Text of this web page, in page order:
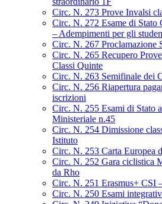
Circ. N. 273 Prove Invalsi
Circ. N. 272 Esame di Stato
– Adempimenti per gli
Circ. N. 267 Proclamazione
Circ. N. 265 Recupero
Classi Quinte
Circ. N. 263 Semifinale dei
Circ. N. 256 Riapertura
iscrizioni
Circ. N. 255 Esami di Stato
Ministeriale n.45
Circ. N. 254 Dimissione
Istituto
Circ. N. 253 Carta Europea
Circ. N. 252 Gara ciclistica
da Rho
Circ. N. 251 Erasmus+ CSI
Circ. N. 250 Esami